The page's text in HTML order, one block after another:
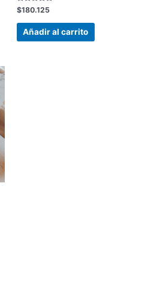
Valorado
con
0
$180.125
Añadir al carrito